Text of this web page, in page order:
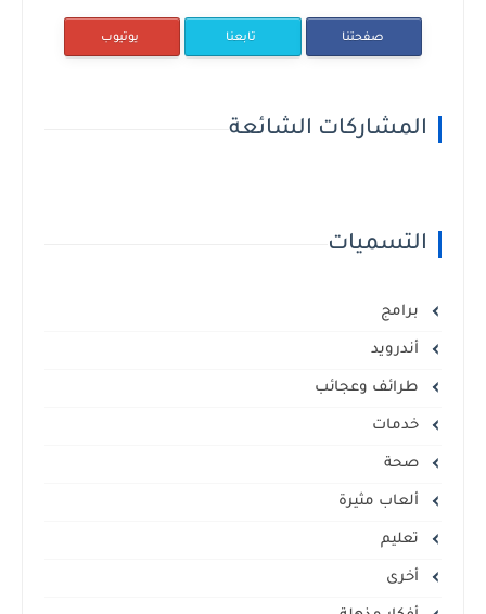
صفحتنا تابعنا يوتيوب
المشاركات الشائعة
التسميات
برامج
أندرويد
طرائف وعجائب
خدمات
صحة
ألعاب مثيرة
تعليم
أخرى